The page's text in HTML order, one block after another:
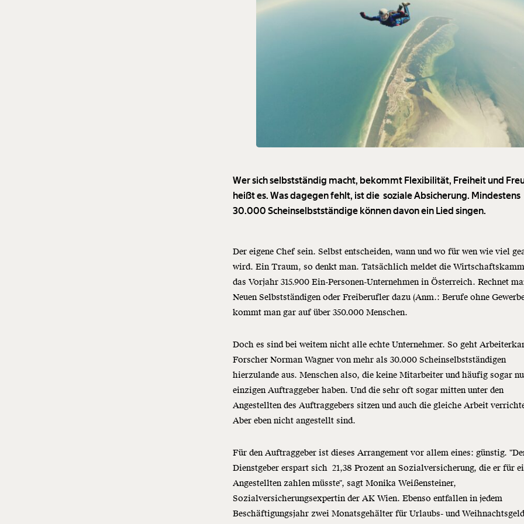
Wer sich selbstständig macht, bekommt Flexibilität, Freiheit und
heißt es. Was dagegen fehlt, ist die soziale Absicherung. Mindestens
30.000 Scheinselbstständige können davon ein Lied singen.
Der eigene Chef sein. Selbst entscheiden, wann und wo für wen wie viel
wird. Ein Traum, so denkt man. Tatsächlich meldet die
das Vorjahr 315.900 Ein-Personen-Unternehmen in Österreich. Rechnet
Neuen Selbstständigen oder Freiberufler dazu (Anm.: Berufe ohne
kommt man gar auf über 350.000 Menschen.
Doch es sind bei weitem nicht alle echte Unternehmer. So geht
Forscher Norman Wagner von mehr als 30.000 Scheinselbstständigen
hierzulande aus. Menschen also, die keine Mitarbeiter und häufig sogar
einzigen Auftraggeber haben. Und die sehr oft sogar mitten unter den
Angestellten des Auftraggebers sitzen und auch die gleiche Arbeit
Aber eben nicht angestellt sind.
Für den Auftraggeber ist dieses Arrangement vor allem eines: günstig.
Dienstgeber erspart sich 21,38 Prozent an Sozialversicherung, die er für
Angestellten zahlen müsste", sagt Monika Weißensteiner,
Sozialversicherungsexpertin der AK Wien. Ebenso entfallen in jedem
Beschäftigungsjahr zwei Monatsgehälter für Urlaubs- und